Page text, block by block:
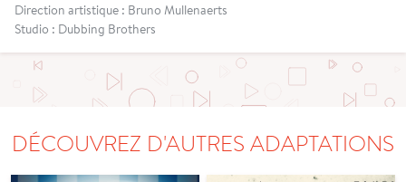
Direction artistique : Bruno Mullenaerts
Studio : Dubbing Brothers
DÉCOUVREZ D'AUTRES ADAPTATIONS